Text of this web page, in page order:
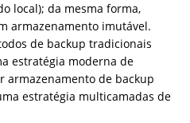
local); da mesma forma,
armazenamento imutável.
de backup tradicionais
estratégia moderna de
armazenamento de backup
estratégia multicamadas de